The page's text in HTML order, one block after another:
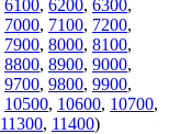
6100, 6200, 6300,
7000, 7100, 7200,
7900, 8000, 8100,
8800, 8900, 9000,
9700, 9800, 9900,
10500, 10600, 10700,
11300, 11400)